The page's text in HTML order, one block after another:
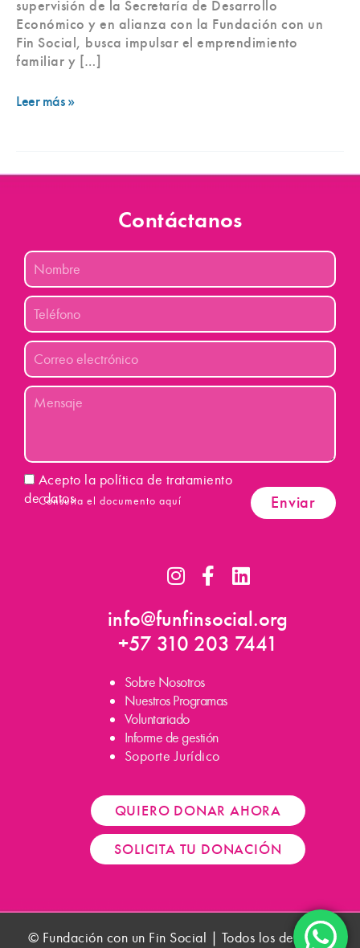
supervisión de la Secretaría de Desarrollo
Económico y en alianza con la Fundación con un
Fin Social, busca impulsar el emprendimiento
familiar y […]
Leer más »
Contáctanos
Nombre
Teléfono
Correo
electrónico
Mensaje
Aceptacion
Acepto la política de tratamiento
de datos
Consulta el documento aquí Enviar
I
n
t
a
r
a
m
F
a
e
b
k
-
f
L
i
k
e
info@funfinsocial.org
+57 310 203 7441
Sobre Nosotros
Nuestros Programas
Voluntariado
Informe de gestión
Soporte Jurídico
QUIERO DONAR AHORA
SOLICITA TU DONACIÓN
© Fundación con un Fin Social | Todos los derechos